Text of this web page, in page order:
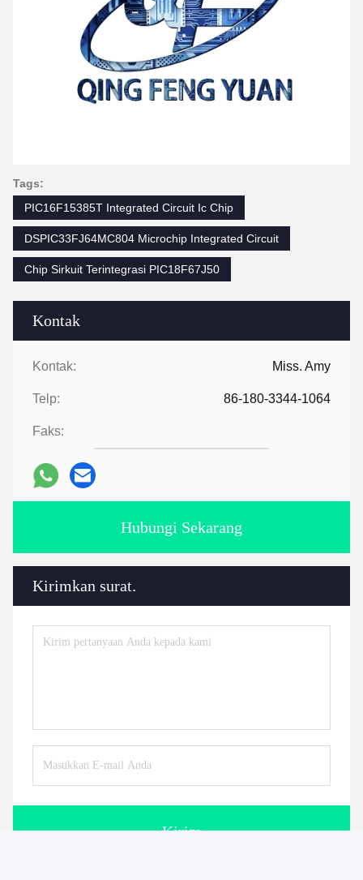
Kontak
Kontak: Miss. Amy
Telp: 86-180-3344-1064
Faks:
Hubungi Sekarang
Kirimkan surat.
Kirim
Tags:
PIC16F15385T Integrated Circuit Ic Chip
DSPIC33FJ64MC804 Microchip Integrated Circuit
Chip Sirkuit Terintegrasi PIC18F67J50